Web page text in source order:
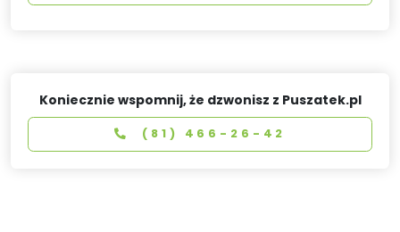
Koniecznie wspomnij, że dzwonisz z Puszatek.pl
(81) 466-26-42